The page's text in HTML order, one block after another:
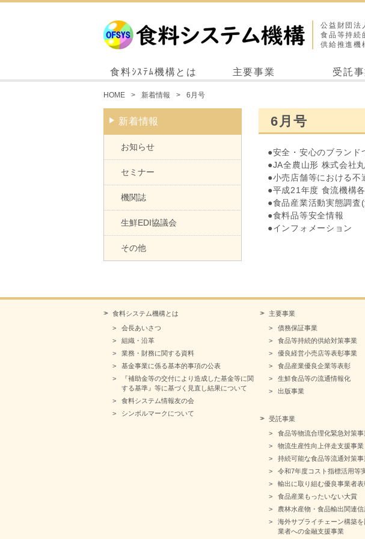
公益財団法
食品等持続
供給推進機
食料ｼｽﾃﾑ機構とは 主要事業 受託
HOME 新着情報 6月号
新着情報
お知らせ
セミナー
機関誌
生鮮EDI協議会
その他
6月号
●安全・安心のブランド
●JA全農山形 株式会社
●小売店舗等における不
●平成21年度 食流機構
●食品産業活動実態調査
●食料品等安全情報
●インフォメーション
食料システム機構とは
会長あいさつ
組織・沿革
業務・財務に関する資料
基金事業に係る基本的事項の公表
『補助金等の交付により造成した基金等に関
する基準』等に基づく見直し結果について
食料システム情報友の会
シンボルマークについて
主要事業
債務保証事業
食品等持続的供給対策事業
優良経営小売店等表彰事業
食品産業優良企業等表彰
生鮮食品等の流通情報化
出版事業
受託事業
食品等物流合理化緊急対策事
物流生産性向上伴走支援事業
持続可能な食品等流通対策事
令和7年度コスト指標活用等
輸出に取り組む優良事業者表
食品産業もったいない大賞
農林水産物・食品輸出関連
海外サプライチェーン構築
業者への金融支援事業